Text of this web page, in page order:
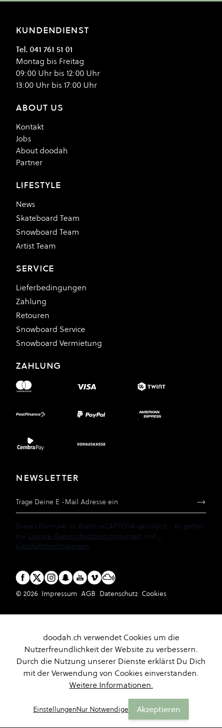
KUNDENDIENST
Tel. 041 761 51 01
Montag bis Freitag
09:00 Uhr bis 12:00 Uhr
13:00 Uhr bis 17:00 Uhr
ABOUT US
Kontakt
Jobs
About doodah
Partner
LIFESTYLE
News
Skateboard Team
Snowboard Team
Artist Team
SERVICE
Lieferbedingungen
Zahlung
Retouren
Snowboard Service
Snowboard Vermietung
ZAHLUNG
NEWSLETTER
Dieses Formular ist durch reCAPTCHA geschützt - es gelten
die Google-Datenschutzbestimmungen und -
Geschäftsbedingungen.
© 2026 Impressum AGB Datenschutz Cookies
doodah.ch verwendet Cookies um die
Nutzerfreundlichkeit der Website zu verbessern.
Durch die Nutzung unserer Dienste erklärst Du Dich
mit der Verwendung von Cookies einverstanden.
Weitere Informationen.
EinstellungenNur Notwendige Akzeptieren